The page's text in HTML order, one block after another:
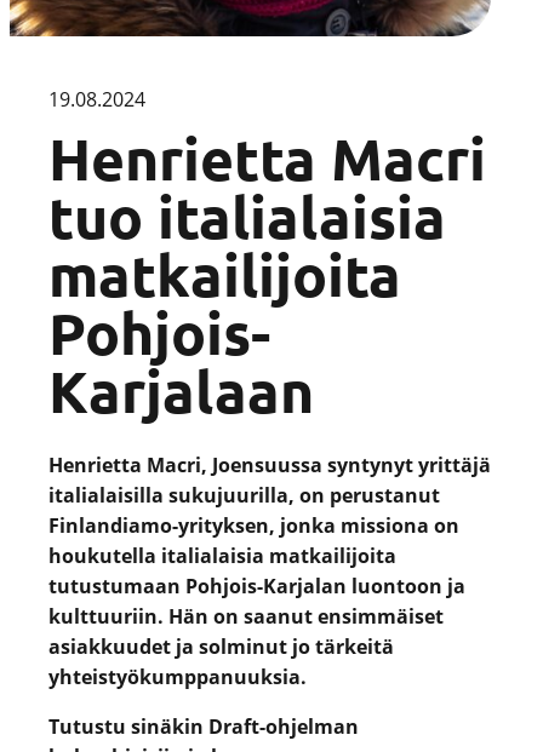
19.08.2024
Henrietta Macri
tuo italialaisia
matkailijoita
Pohjois-
Karjalaan
Henrietta Macri, Joensuussa syntynyt yrittäjä
italialaisilla sukujuurilla, on perustanut
Finlandiamo-yrityksen, jonka missiona on
houkutella italialaisia matkailijoita
tutustumaan Pohjois-Karjalan luontoon ja
kulttuuriin. Hän on saanut ensimmäiset
asiakkuudet ja solminut jo tärkeitä
yhteistyökumppanuuksia.
Tutustu sinäkin Draft-ohjelman